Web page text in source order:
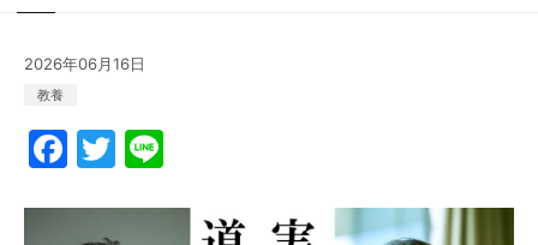
2026年06月16日
教養
F
a
c
T
w
itte